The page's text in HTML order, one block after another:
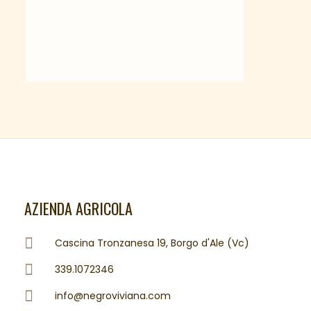
AZIENDA AGRICOLA
Cascina Tronzanesa 19, Borgo d'Ale (Vc)
339.1072346
info@negroviviana.com